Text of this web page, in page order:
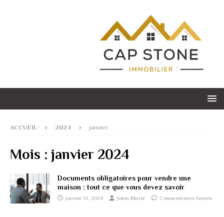
ACCUEIL 2024 janvier
Mois : janvier 2024
Documents obligatoires pour vendre une
maison : tout ce que vous devez savoir
janvier 31, 2024 Johm Mizier Commentaires fermés